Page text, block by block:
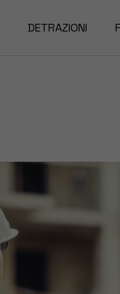
DETRAZIONI